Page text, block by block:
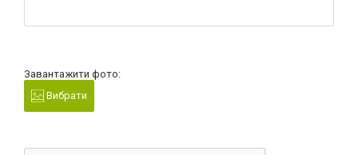
Завантажити фото:
Вибрати